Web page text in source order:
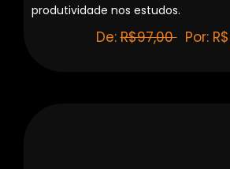
produtividade nos estudos.
De:R$97,00Por: